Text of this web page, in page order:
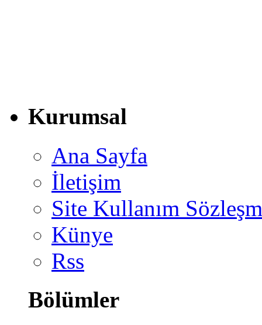
Kurumsal
Ana Sayfa
İletişim
Site Kullanım
Künye
Rss
Bölümler